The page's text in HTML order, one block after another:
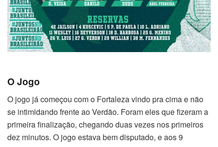
O Jogo
O jogo já começou com o Fortaleza vindo pra cima e não
se intimidando frente ao Verdão. Foram eles que fizeram a
primeira finalização, chegando duas vezes nos primeiros
dez minutos. O jogo estava bem disputado, e aos 9